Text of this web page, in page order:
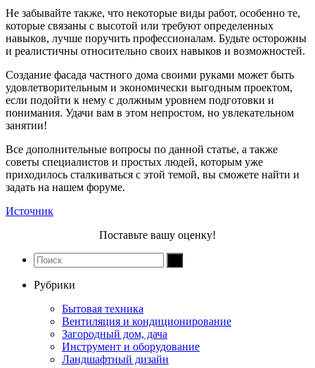
Не забывайте также, что некоторые виды работ, особенно те,
которые связаны с высотой или требуют определенных
навыков, лучше поручить профессионалам. Будьте осторожны
и реалистичны относительно своих навыков и возможностей.
Создание фасада частного дома своими руками может быть
удовлетворительным и экономически выгодным проектом,
если подойти к нему с должным уровнем подготовки и
понимания. Удачи вам в этом непростом, но увлекательном
занятии!
Все дополнительные вопросы по данной статье, а также
советы специалистов и простых людей, которым уже
приходилось сталкиваться с этой темой, вы сможете найти и
задать на нашем форуме.
Источник
Поставьте вашу оценку!
Рубрики
Бытовая техника
Вентиляция и кондиционирование
Загородный дом, дача
Инструмент и оборудование
Ландшафтный дизайн